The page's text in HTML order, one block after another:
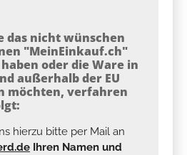
das nicht wünschen
"MeinEinkauf.ch"
oder die Ware in
außerhalb der EU
möchten, verfahren
hierzu bitte per Mail an
Ihren Namen und